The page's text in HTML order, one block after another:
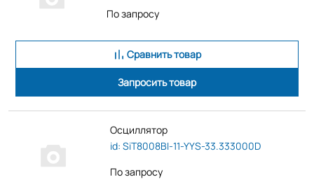
По запросу
Сравнить товар
Запросить товар
Осциллятор
id: SiT8008BI-11-YYS-33.333000D
По запросу